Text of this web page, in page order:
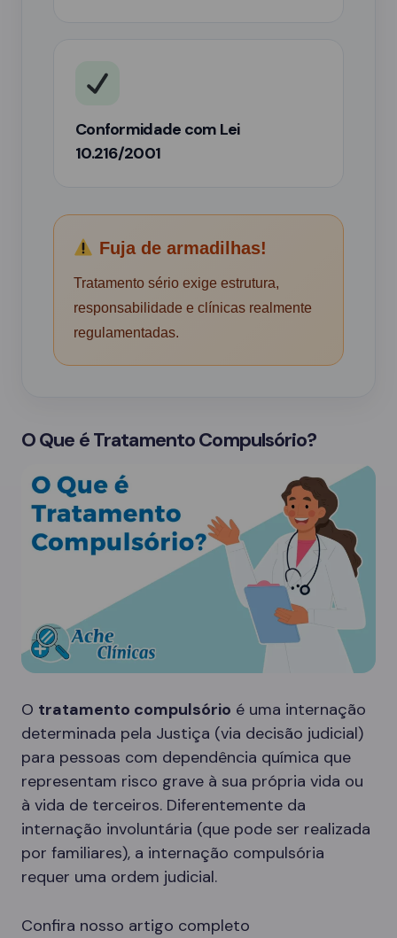
Conformidade com Lei
10.216/2001
Fuja de armadilhas!
Tratamento sério exige estrutura,
responsabilidade e clínicas realmente
regulamentadas.
O Que é Tratamento Compulsório?
O tratamento compulsório é uma internação
determinada pela Justiça (via decisão judicial)
para pessoas com dependência química que
representam risco grave à sua própria vida ou
à vida de terceiros. Diferentemente da
internação involuntária (que pode ser realizada
por familiares), a internação compulsória
requer uma ordem judicial.
Confira nosso artigo completo